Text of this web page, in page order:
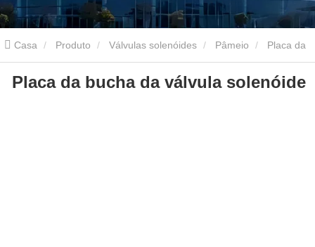
Casa Produto Válvulas solenóides Pâmeio
bucha da válvula solenóide
Placa da bucha da válvula solenóide